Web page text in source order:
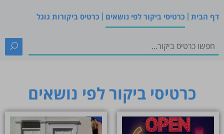
דף הבית כרטיסי ביקור לפי נושאים כרטיס ביקורות גוגל
כרטיסי ביקור לפי נושאים